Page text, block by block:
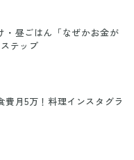
・昼ごはん「なぜかお金が
テップ
月5万！料理インスタグラ